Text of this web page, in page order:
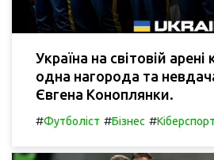
Україна на світовій арені
одна нагорода та
Євгена Коноплянки.
#Футболіст #Бізнес #Кіберспорт